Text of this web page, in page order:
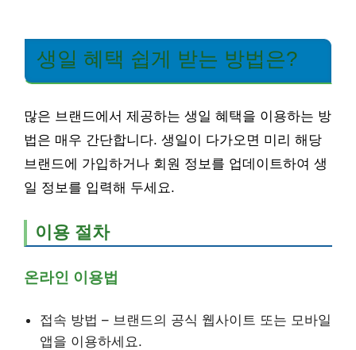
생일 혜택 쉽게 받는 방법은?
많은 브랜드에서 제공하는 생일 혜택을 이용하는 방
법은 매우 간단합니다. 생일이 다가오면 미리 해당
브랜드에 가입하거나 회원 정보를 업데이트하여 생
일 정보를 입력해 두세요.
이용 절차
온라인 이용법
접속 방법 – 브랜드의 공식 웹사이트 또는 모바일
앱을 이용하세요.